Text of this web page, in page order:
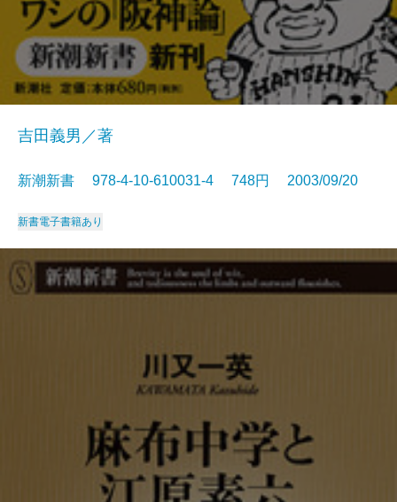
吉田義男／著
新潮新書 978-4-10-610031-4 748円 2003/09/20
新書電子書籍あり